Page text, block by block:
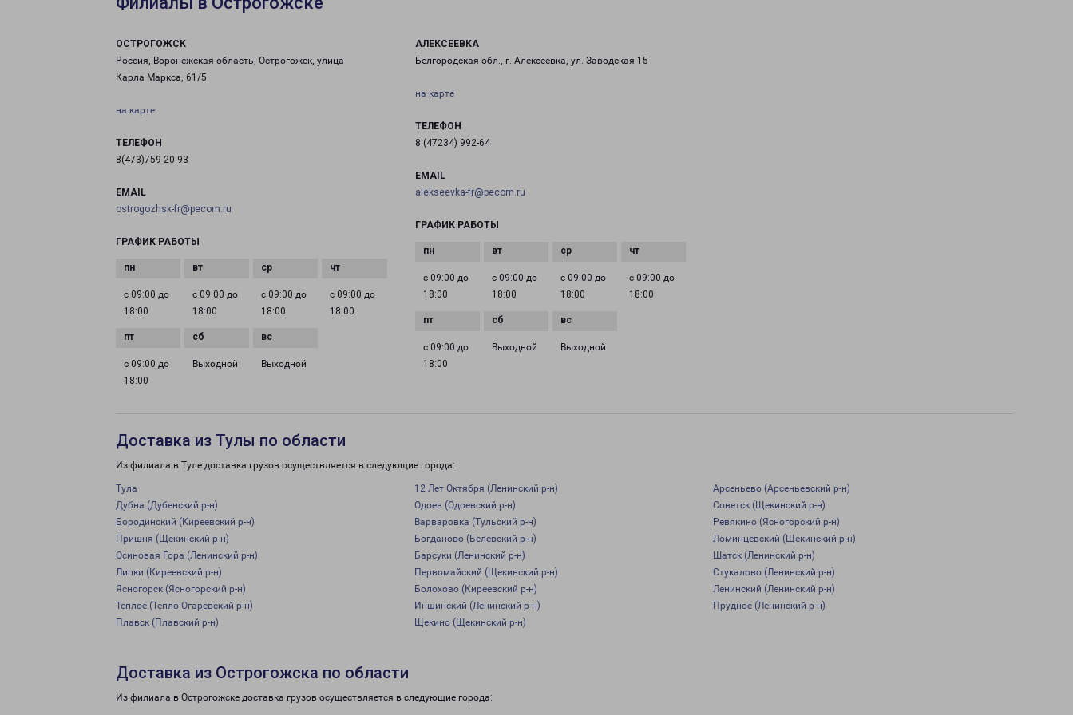
ОСТРОГОЖСК
Россия, Воронежская область, Острогожск, улица
Карла Маркса, 61/5
на карте
ТЕЛЕФОН
8(473)759-20-93
EMAIL
ostrogozhsk-fr@pecom.ru
ГРАФИК РАБОТЫ
с 09:00 до
18:00
с 09:00 до
18:00
с 09:00 до
18:00
с 09:00 до
18:00
с 09:00 до
18:00
Выходной Выходной
АЛЕКСЕЕВКА
Белгородская обл., г. Алексеевка, ул. Заводская 15
на карте
ТЕЛЕФОН
8 (47234) 992-64
EMAIL
alekseevka-fr@pecom.ru
ГРАФИК РАБОТЫ
с 09:00 до
18:00
с 09:00 до
18:00
с 09:00 до
18:00
с 09:00 до
18:00
с 09:00 до
18:00
Выходной Выходной
Доставка из Тулы по области
Из филиала в Туле доставка грузов осуществляется в следующие города:
Тула 12 Лет Октября (Ленинский р-н)
Арсеньево (Арсеньевский р-н)
Дубна (Дубенский р-н)
Одоев (Одоевский р-н)
Советск (Щекинский р-н)
Бородинский (Киреевский р-н)
Варваровка (Тульский р-н)
Ревякино (Ясногорский р-н)
Пришня (Щекинский р-н)
Богданово (Белевский р-н)
Ломинцевский (Щекинский р-н)
Осиновая Гора (Ленинский р-н)
Барсуки (Ленинский р-н)
Шатск (Ленинский р-н)
Липки (Киреевский р-н)
Первомайский (Щекинский р-н)
Стукалово (Ленинский р-н)
Ясногорск (Ясногорский р-н)
Болохово (Киреевский р-н)
Ленинский (Ленинский р-н)
Теплое (Тепло-Огаревский р-н)
Иншинский (Ленинский р-н)
Прудное (Ленинский р-н)
Плавск (Плавский р-н)
Щекино (Щекинский р-н)
Доставка из Острогожска по области
Из филиала в Острогожске доставка грузов осуществляется в следующие города: